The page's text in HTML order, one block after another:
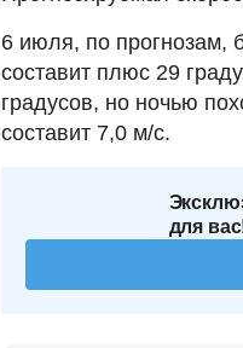
6 июля, по прогнозам,
составит плюс 29
градусов, но ночью
составит 7,0 м/с.
для